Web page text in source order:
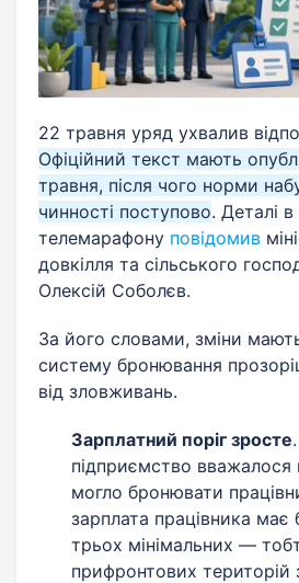
22 травня уряд ухвалив
Офіційний текст мають
травня, після чого норми
чинності поступово. Деталі
телемарафону повідомив
довкілля та сільського
Олексій Соболєв.
За його словами, зміни
систему бронювання
від зловживань.
Зарплатний поріг зросте
підприємство вважалося
могло бронювати
зарплата працівника
трьох мінімальних —
прифронтових територій